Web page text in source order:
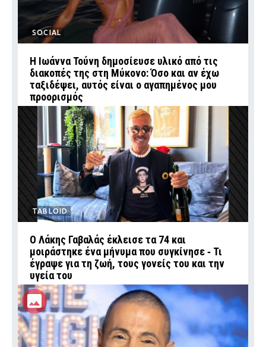
SOCIAL
Η Ιωάννα Τούνη δημοσίευσε υλικό από τις
διακοπές της στη Μύκονο: Όσο και αν έχω
ταξιδέψει, αυτός είναι ο αγαπημένος μου
προορισμός
TABLOID
Ο Λάκης Γαβαλάς έκλεισε τα 74 και
μοιράστηκε ένα μήνυμα που συγκίνησε ‑ Τι
έγραψε για τη ζωή, τους γονείς του και την
υγεία του